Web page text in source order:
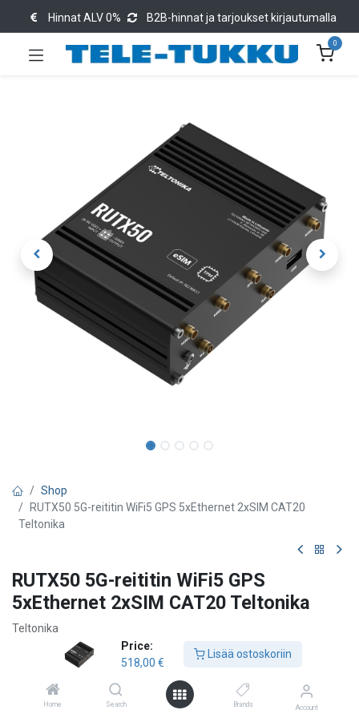
Price:
518,00 €
Lisää ostoskoriin
Home Search Brands Account
Hinnat ALV 0% B2B-hinnat ja tarjoukset kirjautumalla
0
Shop
RUTX50 5G-reititin WiFi5 GPS 5xEthernet 2xSIM CAT20
Teltonika
RUTX50 5G-reititin WiFi5 GPS
5xEthernet 2xSIM CAT20 Teltonika
Teltonika
* Huippunopea 5G -reititin, jopa 3.3 Gbps nopeus
* Tukee SA- ja NSA 5G verkkoja
* Pieni viive (ping) 5G tekniikan ansiosta
* Kaksi SIM -korttipaikkaa. Toista SIM -korttia voidaan käyttää